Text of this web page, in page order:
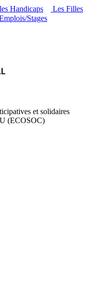
Handicaps
Les Filles
Stages
et solidaires
(ECOSOC)